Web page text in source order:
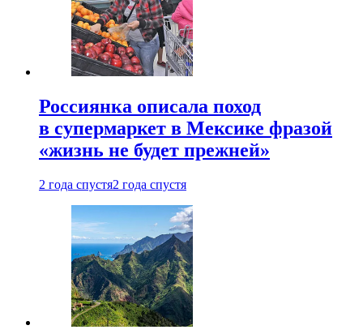
Россиянка описала поход
в супермаркет в Мексике фразой
«жизнь не будет прежней»
2 года спустя2 года спустя